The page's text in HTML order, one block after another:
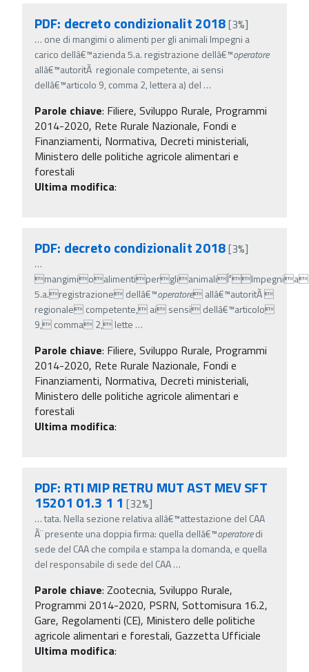
PDF: decreto condizionalit 2018[3%]
… one di mangimi o alimenti per gli animali Impegni a
carico dellâ€™azienda 5.a. registrazione dellâ€™operatore
allâ€™autoritÃ regionale competente, ai sensi
dellâ€™articolo 9, comma 2, lettera a) del …
Parole chiave: Filiere, Sviluppo Rurale, Programmi
2014-2020, Rete Rurale Nazionale, Fondi e
Finanziamenti, Normativa, Decreti ministeriali,
Ministero delle politiche agricole alimentari e
forestali
Ultima modifica:
PDF: decreto condizionalit 2018[3%]
…
5.a.registrazione dellâ€™operatore allâ€™autoritÃ 
regionale competente, ai sensi dellâ€™articolo
9, comma 2, lette …
Parole chiave: Filiere, Sviluppo Rurale, Programmi
2014-2020, Rete Rurale Nazionale, Fondi e
Finanziamenti, Normativa, Decreti ministeriali,
Ministero delle politiche agricole alimentari e
forestali
Ultima modifica:
PDF: RTI MIP RETRU MUT AST MEV SFT
15201 01.3 1 1[32%]
…tata. Nella sezione relativa allâ€™attestazione del CAA
Ã¨ presente una doppia firma: quella dellâ€™operatoredi
sede del CAA che compila e stampa la domanda, e quella
del responsabile di sede del CAA…
Parole chiave: Zootecnia, Sviluppo Rurale,
Programmi 2014-2020, PSRN, Sottomisura 16.2,
Gare, Regolamenti (CE), Ministero delle politiche
agricole alimentari e forestali, Gazzetta Ufficiale
Ultima modifica: